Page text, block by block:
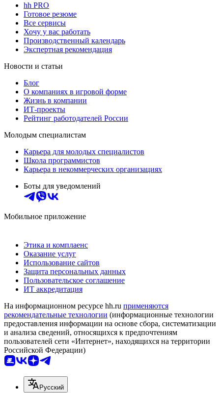
hh PRO
Готовое резюме
Все сервисы
Хочу у вас работать
Производственный календарь
Экспертная рекомендация
Новости и статьи
Блог
О компаниях в игровой форме
Жизнь в компании
ИТ-проекты
Рейтинг работодателей России
Молодым специалистам
Карьера для молодых специалистов
Школа программистов
Карьера в некоммерческих организациях
Боты для уведомлений
Мобильное приложение
Этика и комплаенс
Оказание услуг
Использование сайтов
Защита персональных данных
Пользовательское соглашение
ИТ аккредитация
На информационном ресурсе hh.ru применяются
рекомендательные технологии (информационные технологии
предоставления информации на основе сбора, систематизации
и анализа сведений, относящихся к предпочтениям
пользователей сети «Интернет», находящихся на территории
Российской Федерации)
Русский